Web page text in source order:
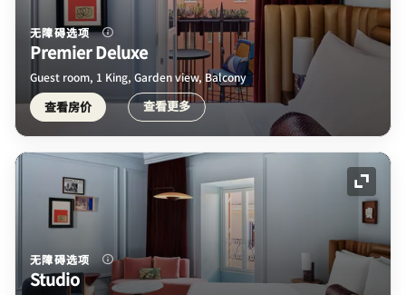
无障碍选项
Premier Deluxe
Guest room, 1 King, Garden view, Balcony
查看房价 查看更多
展开
无障碍选项
Studio